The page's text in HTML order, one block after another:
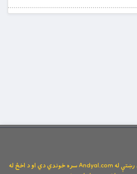
د وېبپاڼې ټولې توکیزې او مانیزې رښتې له Andyal.com سره خوندي دي او د اخځ له